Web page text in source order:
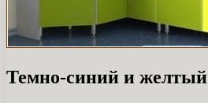
Темно-синий и желтый